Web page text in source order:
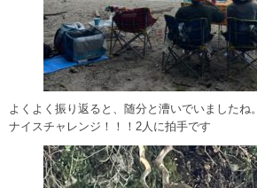
よくよく振り返ると、随分と漕いでいましたね。
ナイスチャレンジ！！！2人に拍手です